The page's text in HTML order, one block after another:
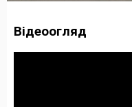
Відеоогляд